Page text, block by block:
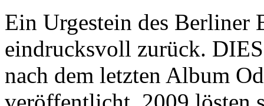
Ein Urgestein des Berliner
eindrucksvoll zurück.
nach dem letzten Album